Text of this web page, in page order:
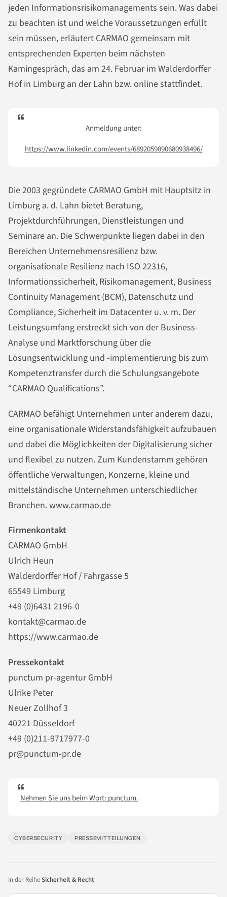
jeden Informationsrisikomanagements sein. Was dabei
zu beachten ist und welche Voraussetzungen erfüllt
sein müssen, erläutert CARMAO gemeinsam mit
entsprechenden Experten beim nächsten
Kamingespräch, das am 24. Februar im Walderdorffer
Hof in Limburg an der Lahn bzw. online stattfindet.
Anmeldung unter:
https://www.linkedin.com/events/6892059890680938496/
Die 2003 gegründete CARMAO GmbH mit Hauptsitz in
Limburg a. d. Lahn bietet Beratung,
Projektdurchführungen, Dienstleistungen und
Seminare an. Die Schwerpunkte liegen dabei in den
Bereichen Unternehmensresilienz bzw.
organisationale Resilienz nach ISO 22316,
Informationssicherheit, Risikomanagement, Business
Continuity Management (BCM), Datenschutz und
Compliance, Sicherheit im Datacenter u. v. m. Der
Leistungsumfang erstreckt sich von der Business-
Analyse und Marktforschung über die
Lösungsentwicklung und -implementierung bis zum
Kompetenztransfer durch die Schulungsangebote
“CARMAO Qualifications”.
CARMAO befähigt Unternehmen unter anderem dazu,
eine organisationale Widerstandsfähigkeit aufzubauen
und dabei die Möglichkeiten der Digitalisierung sicher
und flexibel zu nutzen. Zum Kundenstamm gehören
öffentliche Verwaltungen, Konzerne, kleine und
mittelständische Unternehmen unterschiedlicher
Branchen.www.carmao.de
Firmenkontakt
CARMAO GmbH
Ulrich Heun
Walderdorffer Hof / Fahrgasse 5
65549 Limburg
+49 (0)6431 2196-0
kontakt@carmao.de
https://www.carmao.de
Pressekontakt
punctum pr-agentur GmbH
Ulrike Peter
Neuer Zollhof 3
40221 Düsseldorf
+49 (0)211-9717977-0
pr@punctum-pr.de
Nehmen Sie uns beim Wort: punctum.
CYBERSECURITY PRESSEMITTEILUNGEN
In der ReiheSicherheit & Recht